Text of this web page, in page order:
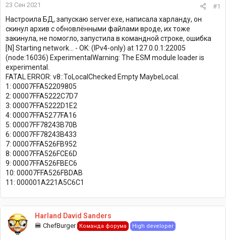
23 Сен 2021 #1
Настроила БД, запускаю server.exe, написала харланду, он
скинул архив с обновлёнными файлами вроде, их тоже
закинула, не помогло, запустила в командной строке, ошибка
[N] Starting network... - OK: (IPv4-only) at 127.0.0.1:22005
(node:16036) ExperimentalWarning: The ESM module loader is
experimental.
FATAL ERROR: v8::ToLocalChecked Empty MaybeLocal.
1: 00007FFA52209805
2: 00007FFA5222C7D7
3: 00007FFA5222D1E2
4: 00007FFA5277FA16
5: 00007FF78243B70B
6: 00007FF78243B433
7: 00007FFA526FB952
8: 00007FFA526FCE6D
9: 00007FFA526FBEC6
10: 00007FFA526FBDAB
11: 000001A221A5C6C1
Harland David Sanders
🍔 ChefBurger Команда форума High developer